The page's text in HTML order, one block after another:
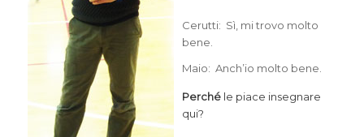
Cerutti: Sì, mi trovo molto
bene.
Maio: Anch’io molto bene.
Perchéle piace insegnare
qui?